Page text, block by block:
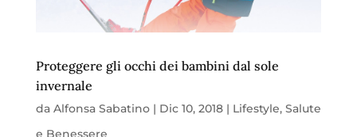
Proteggere gli occhi dei bambini dal sole
invernale
da Alfonsa Sabatino| Dic 10, 2018| Lifestyle, Salute